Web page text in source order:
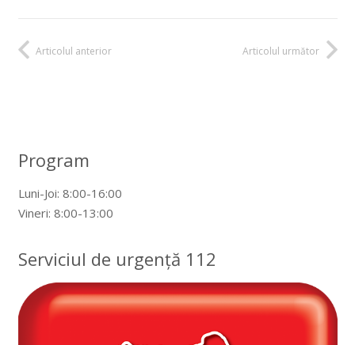
Articolul anterior Articolul următor
Program
Luni-Joi: 8:00-16:00
Vineri: 8:00-13:00
Serviciul de urgență 112